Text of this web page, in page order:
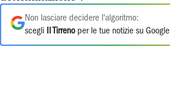
Non lasciare decidere l'algoritmo:
scegli
Il Tirrenoper le tue notizie su Google